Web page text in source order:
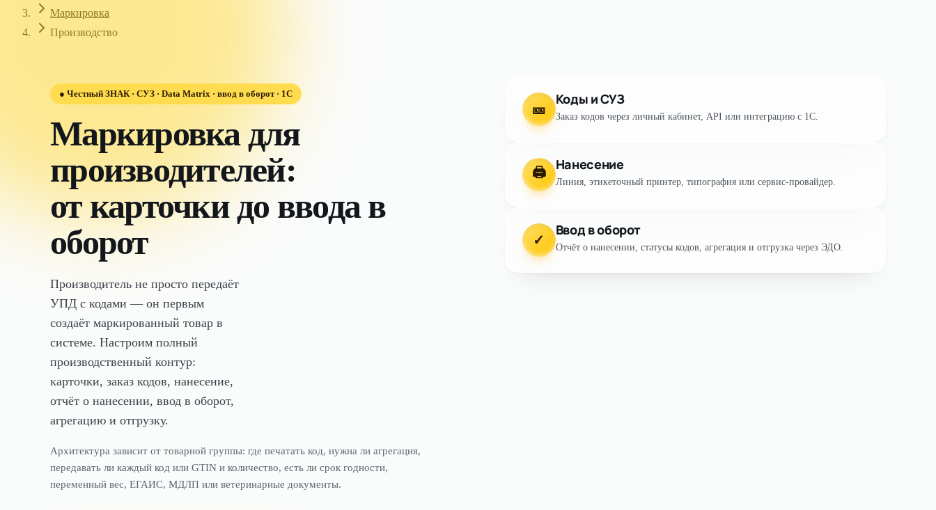
Маркировка
Производство
● Честный ЗНАК · СУЗ · Data Matrix · ввод в оборот · 1С
Маркировка для
производителей:
от карточки до ввода в
оборот
Производитель не просто передаёт
УПД с кодами — он первым
создаёт маркированный товар в
системе. Настроим полный
производственный контур:
карточки, заказ кодов, нанесение,
отчёт о нанесении, ввод в оборот,
агрегацию и отгрузку.
Архитектура зависит от товарной группы: где печатать код, нужна ли агрегация,
передавать ли каждый код или GTIN и количество, есть ли срок годности,
переменный вес, ЕГАИС, МДЛП или ветеринарные документы.
🎫
Коды и СУЗ
Заказ кодов через личный кабинет, API или интеграцию с 1С.
🖨 Нанесение
Линия, этикеточный принтер, типография или сервис-провайдер.
✓
Ввод в оборот
Отчёт о нанесении, статусы кодов, агрегация и отгрузка через ЭДО.